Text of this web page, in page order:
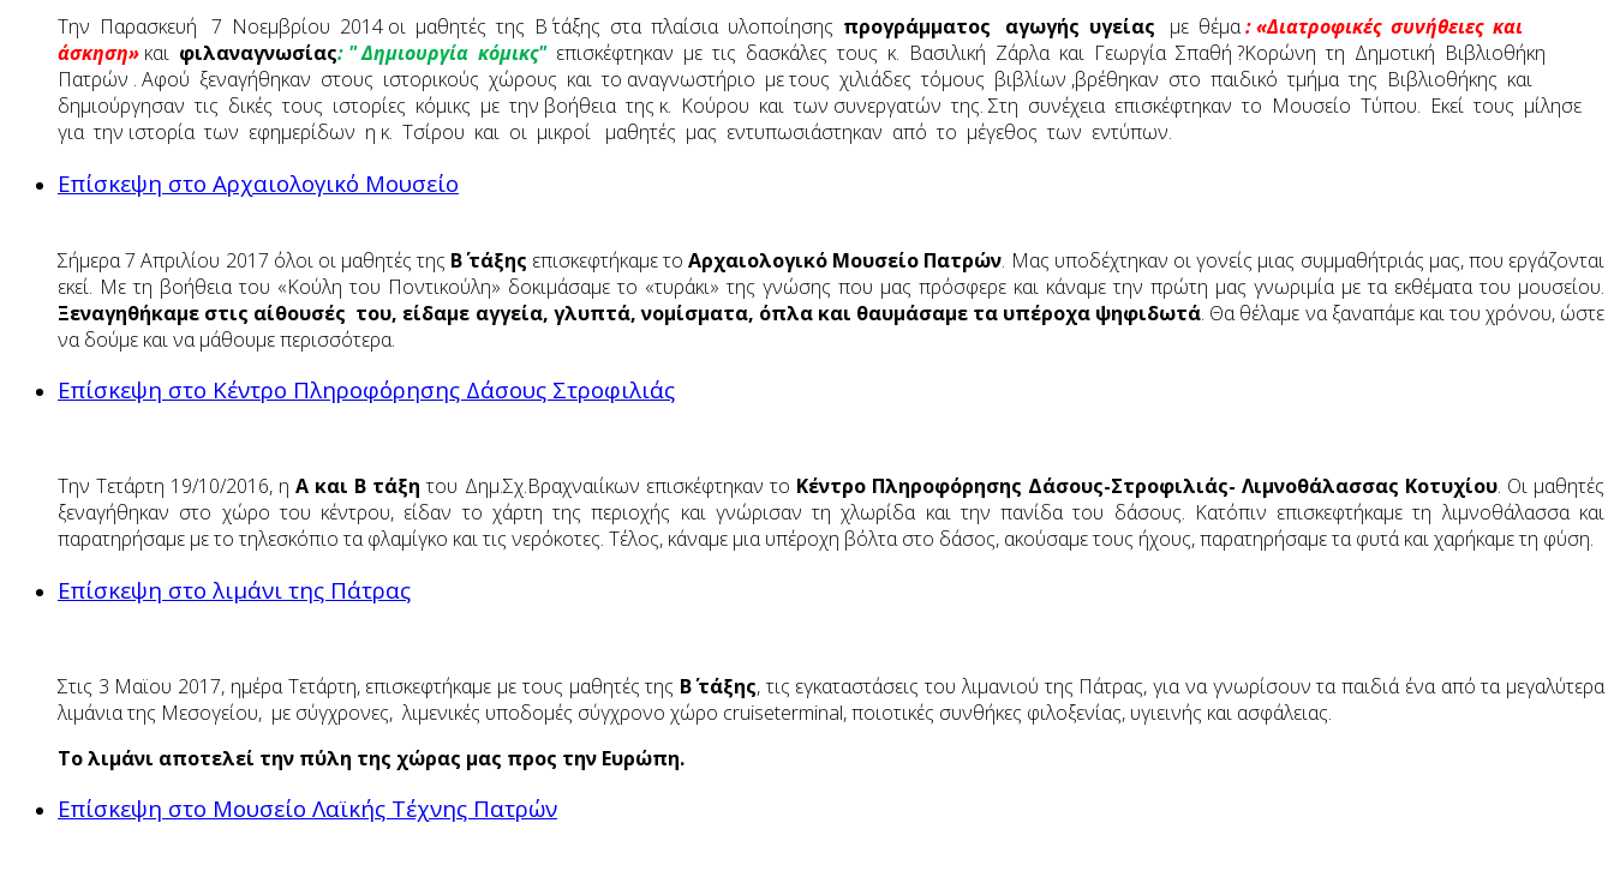
Την Παρασκευή 7 Νοεμβρίου 2014 οι μαθητές της Β΄ τάξης στα πλαίσια υλοποίησης προγράμματος αγωγής υγείας με θέμα: «Διατροφικές συνήθειες και
άσκηση» και φιλαναγνωσίας: " Δημιουργία κόμικς"επισκέφτηκαν με τις δασκάλες τους κ. Βασιλική Ζάρλα και Γεωργία Σπαθή ?Κορώνη τη Δημοτική Βιβλιοθήκη
Πατρών . Αφού ξεναγήθηκαν στους ιστορικούς χώρους και το αναγνωστήριο με τους χιλιάδες τόμους βιβλίων ,βρέθηκαν στο παιδικό τμήμα της Βιβλιοθήκης και
δημιούργησαν τις δικές τους ιστορίες κόμικς με την βοήθεια της κ. Κούρου και των συνεργατών της. Στη συνέχεια επισκέφτηκαν το Μουσείο Τύπου. Εκεί τους μίλησε
για την ιστορία των εφημερίδων η κ. Τσίρου και οι μικροί μαθητές μας εντυπωσιάστηκαν από το μέγεθος των εντύπων.
Επίσκεψη στο Αρχαιολογικό Μουσείο
Σήμερα 7 Απριλίου 2017 όλοι οι μαθητές της Β΄ τάξης επισκεφτήκαμε τοΑρχαιολογικό Μουσείο Πατρών. Μας υποδέχτηκαν οι γονείς μιας συμμαθήτριάς μας, που εργάζονται
εκεί. Με τη βοήθεια του «Κούλη του Ποντικούλη» δοκιμάσαμε το «τυράκι» της γνώσης που μας πρόσφερε και κάναμε την πρώτη μας γνωριμία με τα εκθέματα του μουσείου.
Ξεναγηθήκαμε στις αίθουσές του, είδαμε αγγεία, γλυπτά, νομίσματα, όπλα και θαυμάσαμε τα υπέροχα ψηφιδωτά. Θα θέλαμε να ξαναπάμε και του χρόνου, ώστε
να δούμε και να μάθουμε περισσότερα.
Επίσκεψη στο Κέντρο Πληροφόρησης Δάσους Στροφιλιάς
Την Τετάρτη 19/10/2016, ηΑ και Β τάξη του Δημ.Σχ.Βραχναιίκων επισκέφτηκαν το Κέντρο Πληροφόρησης Δάσους-Στροφιλιάς- Λιμνοθάλασσας Κοτυχίου. Οι μαθητές
ξεναγήθηκαν στο χώρο του κέντρου, είδαν το χάρτη της περιοχής και γνώρισαν τη χλωρίδα και την πανίδα του δάσους. Κατόπιν επισκεφτήκαμε τη λιμνοθάλασσα και
παρατηρήσαμε με το τηλεσκόπιο τα φλαμίγκο και τις νερόκοτες. Τέλος, κάναμε μια υπέροχη βόλτα στο δάσος, ακούσαμε τους ήχους, παρατηρήσαμε τα φυτά και χαρήκαμε τη φύση.
Επίσκεψη στο λιμάνι της Πάτρας
Στις 3 Μαϊου 2017, ημέρα Τετάρτη, επισκεφτήκαμε με τους μαθητές της Β΄ τάξης, τις εγκαταστάσεις του λιμανιού της Πάτρας, για να γνωρίσουν τα παιδιά ένα από τα μεγαλύτερα
λιμάνια της Μεσογείου, με σύγχρονες, λιμενικές υποδομές σύγχρονο χώρο cruiseterminal, ποιοτικές συνθήκες φιλοξενίας, υγιεινής και ασφάλειας.
Το λιμάνι αποτελεί την πύλη της χώρας μας προς την Ευρώπη.
Επίσκεψη στο Μουσείο Λαϊκής Τέχνης Πατρών